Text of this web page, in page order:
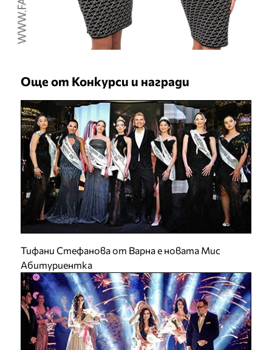
Още от Конкурси и награди
Тифани Стефанова от Варна е новата Мис
Абитуриентка